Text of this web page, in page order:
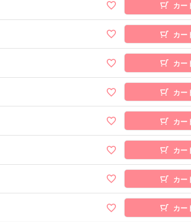
カー
カー
カー
カー
カー
カー
カー
カー